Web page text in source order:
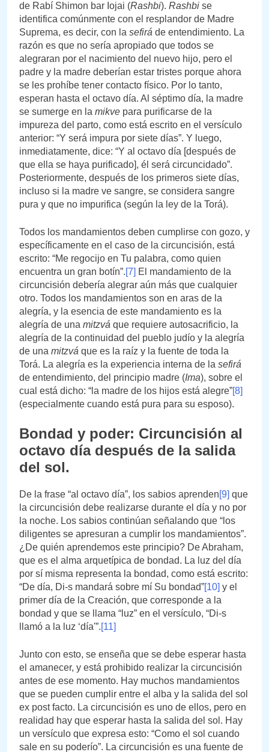
de Rabí Shimon bar Iojai (Rashbi). Rashbi se
identifica comúnmente con el resplandor de Madre
Suprema, es decir, con la sefirá de entendimiento. La
razón es que no sería apropiado que todos se
alegraran por el nacimiento del nuevo hijo, pero el
padre y la madre deberían estar tristes porque ahora
se les prohíbe tener contacto físico. Por lo tanto,
esperan hasta el octavo día. Al séptimo día, la madre
se sumerge en la mikve para purificarse de la
impureza del parto, como está escrito en el versículo
anterior: “Y será impura por siete días”. Y luego,
inmediatamente, dice: “Y al octavo día [después de
que ella se haya purificado], él será circuncidado”.
Posteriormente, después de los primeros siete días,
incluso si la madre ve sangre, se considera sangre
pura y que no impurifica (según la ley de la Torá).
Todos los mandamientos deben cumplirse con gozo, y
específicamente en el caso de la circuncisión, está
escrito: “Me regocijo en Tu palabra, como quien
encuentra un gran botín”.[7] El mandamiento de la
circuncisión debería alegrar aún más que cualquier
otro. Todos los mandamientos son en aras de la
alegría, y la esencia de este mandamiento es la
alegría de una mitzvá que requiere autosacrificio, la
alegría de la continuidad del pueblo judío y la alegría
de una mitzvá que es la raíz y la fuente de toda la
Torá. La alegría es la experiencia interna de la sefirá
de entendimiento, del principio madre (Ima), sobre el
cual está dicho: “la madre de los hijos está alegre”[8]
(especialmente cuando está pura para su esposo).
Bondad y poder: Circuncisión al
octavo día después de la salida
del sol.
De la frase “al octavo día”, los sabios aprenden[9] que
la circuncisión debe realizarse durante el día y no por
la noche. Los sabios continúan señalando que “los
diligentes se apresuran a cumplir los mandamientos”.
¿De quién aprendemos este principio? De Abraham,
que es el alma arquetípica de bondad. La luz del día
por sí misma representa la bondad, como está escrito:
“De día, Di-s mandará sobre mí Su bondad”[10] y el
primer día de la Creación, que corresponde a la
bondad y que se llama “luz” en el versículo, “Di-s
llamó a la luz ‘día'”.[11]
Junto con esto, se enseña que se debe esperar hasta
el amanecer, y está prohibido realizar la circuncisión
antes de ese momento. Hay muchos mandamientos
que se pueden cumplir entre el alba y la salida del sol
ex post facto. La circuncisión es uno de ellos, pero en
realidad hay que esperar hasta la salida del sol. Hay
un versículo que expresa esto: “Como el sol cuando
sale en su poderío”. La circuncisión es una fuente de